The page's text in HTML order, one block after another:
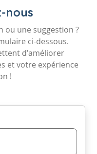
nous
ou une suggestion ?
ci-dessous.
d'améliorer
et votre expérience
!